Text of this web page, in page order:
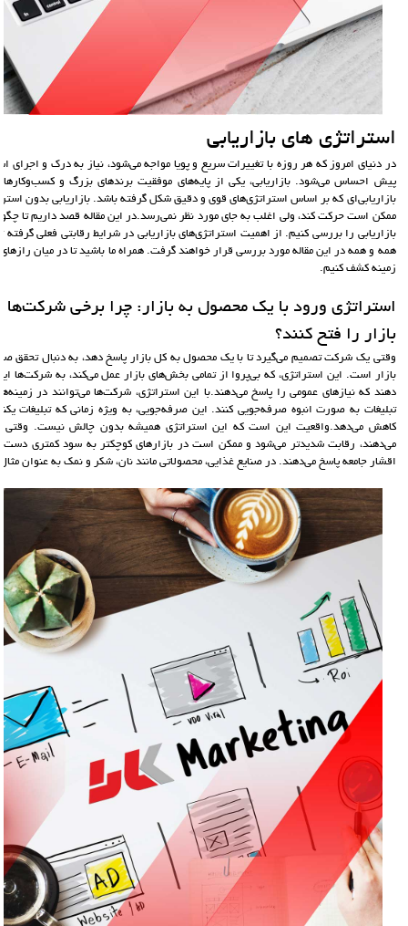
استراتژی های بازاریابی
در دنیای امروز که هر روزه با تغییرات سریع و پویا مواجه می‌شود، نیاز به درک و اجرای
پیش احساس می‌شود. بازاریابی، یکی از پایه‌های موفقیت برندهای بزرگ و
بازاریابی‌ای که بر اساس استراتژی‌های قوی و دقیق شکل گرفته باشد. بازاریابی بدون
ممکن است حرکت کند، ولی اغلب به جای مورد نظر نمی‌رسد.در این مقاله قصد داریم تا
بازاریابی را بررسی کنیم. از اهمیت استراتژی‌های بازاریابی در شرایط رقابتی فعلی گرفته
همه و همه در این مقاله مورد بررسی قرار خواهند گرفت. همراه ما باشید تا در میان
زمینه کشف کنیم.
استراتژی ورود با یک محصول به بازار: چرا برخی شرکت‌ها
بازار را فتح کنند؟
وقتی یک شرکت تصمیم می‌گیرد تا با یک محصول به کل بازار پاسخ دهد، به دنبال تحقق
بازار است. این استراتژی، که بی‌پروا از تمامی بخش‌های بازار عمل می‌کند، به شرکت‌ها
دهند که نیازهای عمومی را پاسخ می‌دهند.با این استراتژی، شرکت‌ها می‌توانند در
تبلیغات به صورت انبوه صرفه‌جویی کنند. این صرفه‌جویی، به ویژه زمانی که تبلیغات
کاهش می‌دهد.واقعیت این است که این استراتژی همیشه بدون چالش نیست. وقتی
می‌دهند، رقابت شدیدتر می‌شود و ممکن است در بازارهای کوچکتر به سود کمتری دست
اقشار جامعه پاسخ می‌دهند. در صنایع غذایی، محصولاتی مانند نان، شکر و نمک به عنوان